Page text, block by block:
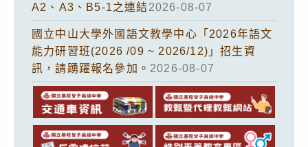
A2、A3、B5-1之連結2026-08-07
國立中山大學外國語文教學中心「2026年語文
能力研習班(2026 /09 ~ 2026/12)」招生資
訊，請踴躍報名參加。 2026-08-07